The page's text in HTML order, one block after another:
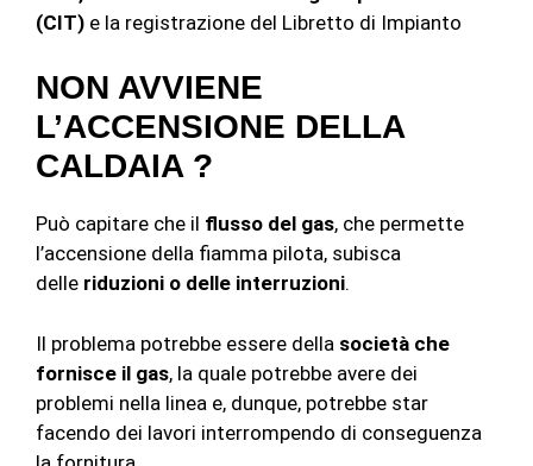
(CIT) e la registrazione del Libretto di Impianto
NON AVVIENE
L’ACCENSIONE DELLA
CALDAIA ?
Può capitare che il flusso del gas, che permette
l’accensione della fiamma pilota, subisca
delle riduzioni o delle interruzioni.
Il problema potrebbe essere della società che
fornisce il gas, la quale potrebbe avere dei
problemi nella linea e, dunque, potrebbe star
facendo dei lavori interrompendo di conseguenza